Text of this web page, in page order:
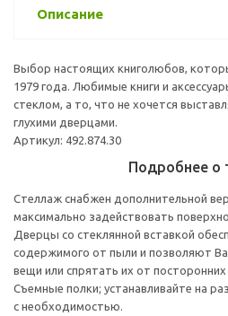
Описание
Выбор настоящих книголюбов,
1979 года. Любимые книги и
стеклом, а то, что не хочется
глухими дверцами.
Артикул: 492.874.30
Подробнее о
Стеллаж снабжен дополнительной
максимально задействовать
Дверцы со стеклянной вставкой
содержимого от пыли и позволяют
вещи или спрятать их от посторонних
Съемные полки; устанавливайте на
с необходимостью.